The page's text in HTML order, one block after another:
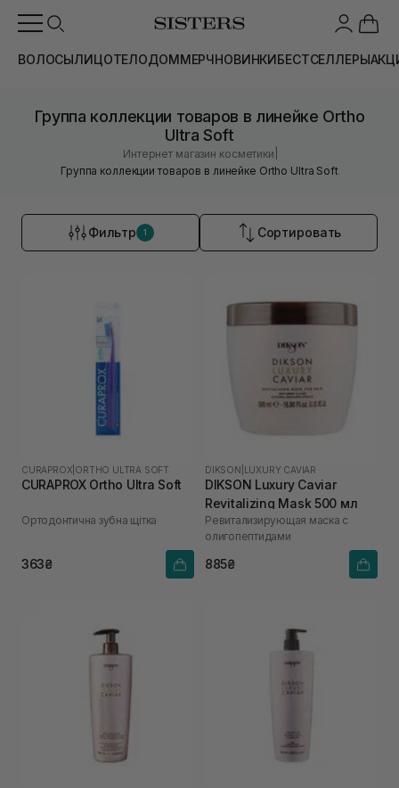
ВОЛОСЫЛИЦОТЕЛОДОММЕРЧНОВИНКИБЕСТСЕЛЛЕРЫ
Группа коллекции товаров в линейке Ortho
Ultra Soft
Интернет магазин косметики
Группа коллекции товаров в линейке Ortho Ultra Soft
Фильтр 1 Сортировать
CURAPROX ORTHO ULTRA SOFT
CURAPROX Ortho Ultra Soft
Ортодонтична зубна щітка
363₴
DIKSON LUXURY CAVIAR
DIKSON Luxury Caviar
Revitalizing Mask 500 мл
Ревитализирующая маска с
олигопептидами
885₴